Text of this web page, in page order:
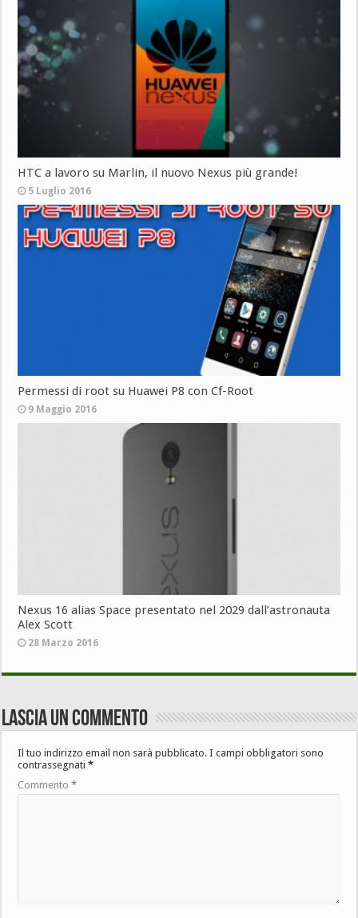
HTC a lavoro su Marlin, il nuovo Nexus più grande!
5 Luglio 2016
Permessi di root su Huawei P8 con Cf-Root
9 Maggio 2016
Nexus 16 alias Space presentato nel 2029 dall’astronauta
Alex Scott
28 Marzo 2016
Lascia un commento
Il tuo indirizzo email non sarà pubblicato. I campi obbligatori sono
contrassegnati*
Commento*